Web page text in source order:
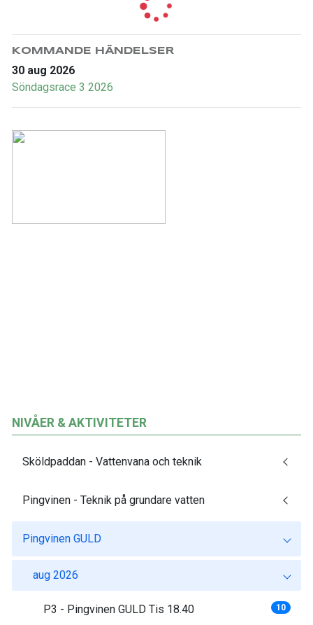
KOMMANDE HÄNDELSER
30 aug 2026
Söndagsrace 3 2026
NIVÅER & AKTIVITETER
Sköldpaddan - Vattenvana och teknik
Pingvinen - Teknik på grundare vatten
Pingvinen GULD
aug 2026
P3 - Pingvinen GULD Tis 18.40 10